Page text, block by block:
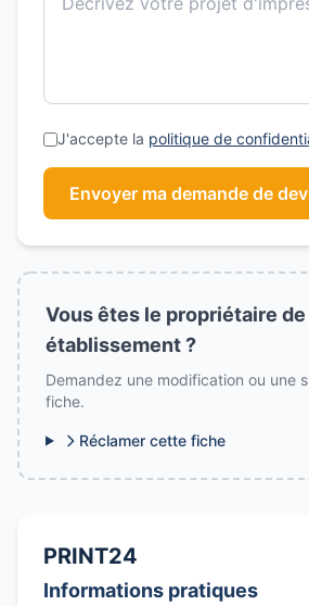
J'accepte la politique de
Envoyer ma demande de
Vous êtes le propriétaire
établissement ?
Demandez une modification ou une
fiche.
Réclamer cette fiche
PRINT24
Informations pratiques